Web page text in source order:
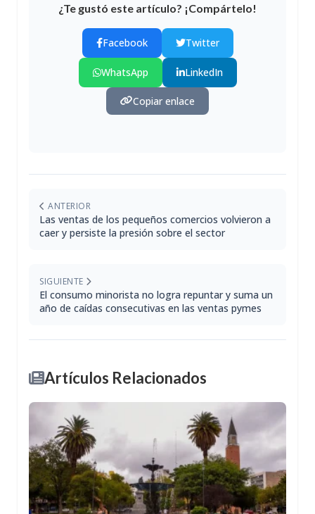
¿Te gustó este artículo? ¡Compártelo!
Facebook Twitter
WhatsApp LinkedIn
Copiar enlace
ANTERIOR
Las ventas de los pequeños comercios volvieron a
caer y persiste la presión sobre el sector
SIGUIENTE
El consumo minorista no logra repuntar y suma un
año de caídas consecutivas en las ventas pymes
Artículos Relacionados